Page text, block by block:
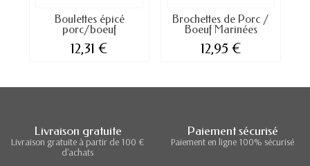
Boulettes épicé
porc/boeuf
12,31 €
Brochettes de Porc /
Boeuf Marinées
12,95 €
Livraison gratuite
Livraison gratuite à partir de 100 €
d'achats
Paiement sécurisé
Paiement en ligne 100% sécurisé